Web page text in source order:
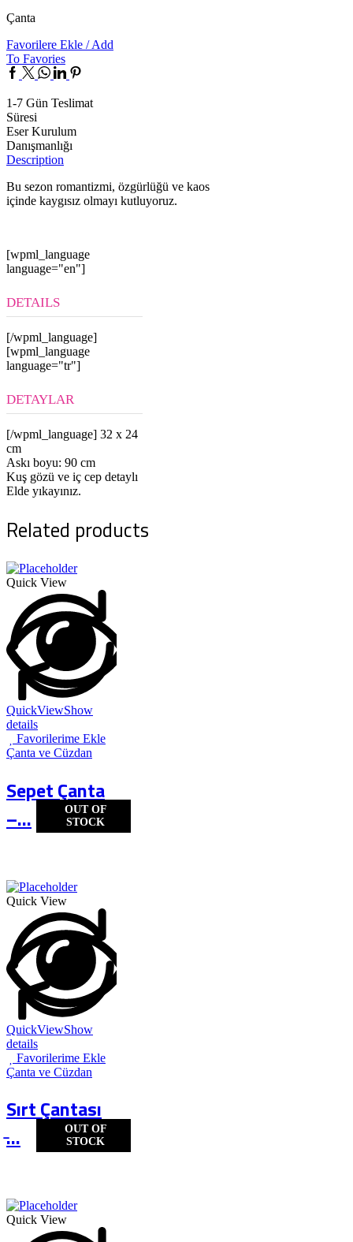
Çanta
Favorilere Ekle / Add
To Favories
Facebook
Twitter
Whatsapp
Linkedin
Pinterest
1-7 Gün Teslimat
Süresi
Eser Kurulum
Danışmanlığı
Description
Bu sezon romantizmi, özgürlüğü ve kaos
içinde kaygısız olmayı kutluyoruz.
[wpml_language
language="en"]
DETAILS
[/wpml_language]
[wpml_language
language="tr"]
DETAYLAR
[/wpml_language] 32 x 24
cm
Askı boyu: 90 cm
Kuş gözü ve iç cep detaylı
Elde yıkayınız.
Related products
OUT OF
STOCK
Quick View
QuickViewShow
details
Favorilerime Ekle
Çanta ve Cüzdan
Sepet Çanta
–...
OUT OF
STOCK
Quick View
QuickViewShow
details
Favorilerime Ekle
Çanta ve Cüzdan
Sırt Çantası
̵...
Quick View